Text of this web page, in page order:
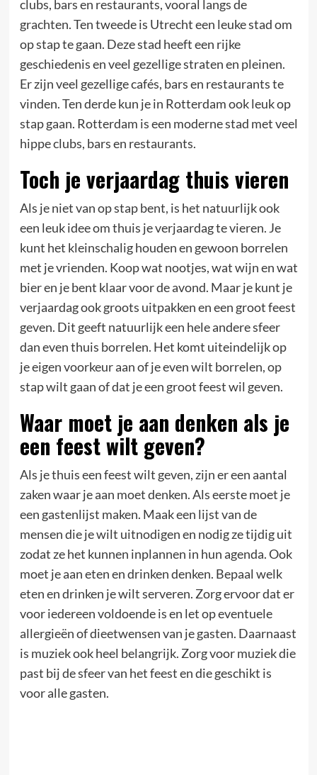
clubs, bars en restaurants, vooral langs de
grachten. Ten tweede is Utrecht een leuke stad om
op stap te gaan. Deze stad heeft een rijke
geschiedenis en veel gezellige straten en pleinen.
Er zijn veel gezellige cafés, bars en restaurants te
vinden. Ten derde kun je in Rotterdam ook leuk op
stap gaan. Rotterdam is een moderne stad met veel
hippe clubs, bars en restaurants.
Toch je verjaardag thuis vieren
Als je niet van op stap bent, is het natuurlijk ook
een leuk idee om thuis je verjaardag te vieren. Je
kunt het kleinschalig houden en gewoon borrelen
met je vrienden. Koop wat nootjes, wat wijn en wat
bier en je bent klaar voor de avond. Maar je kunt je
verjaardag ook groots uitpakken en een groot feest
geven. Dit geeft natuurlijk een hele andere sfeer
dan even thuis borrelen. Het komt uiteindelijk op
je eigen voorkeur aan of je even wilt borrelen, op
stap wilt gaan of dat je een groot feest wil geven.
Waar moet je aan denken als je
een feest wilt geven?
Als je thuis een feest wilt geven, zijn er een aantal
zaken waar je aan moet denken. Als eerste moet je
een gastenlijst maken. Maak een lijst van de
mensen die je wilt uitnodigen en nodig ze tijdig uit
zodat ze het kunnen inplannen in hun agenda. Ook
moet je aan eten en drinken denken. Bepaal welk
eten en drinken je wilt serveren. Zorg ervoor dat er
voor iedereen voldoende is en let op eventuele
allergieën of dieetwensen van je gasten. Daarnaast
is muziek ook heel belangrijk. Zorg voor muziek die
past bij de sfeer van het feest en die geschikt is
voor alle gasten.